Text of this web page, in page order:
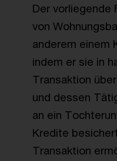
Der vorliegende
von
anderem einem
indem er sie in
Transaktion
und dessen
an ein
Kredite
Transaktion